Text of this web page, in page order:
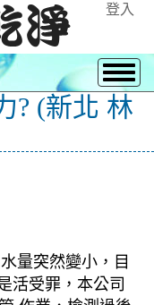
登入
? (新北 林
量突然變小，目
活受罪，本公司